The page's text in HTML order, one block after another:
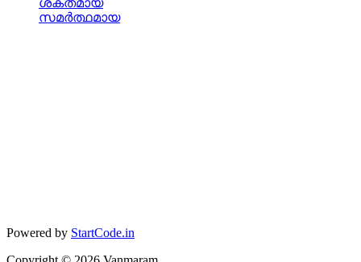
സമര്‍ത്ഥമായ
Powered by StartCode.in